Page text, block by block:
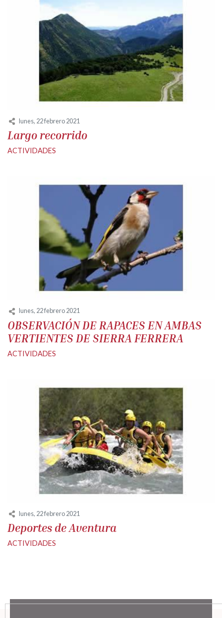
lunes, 22 febrero 2021
Largo recorrido
ACTIVIDADES
lunes, 22 febrero 2021
OBSERVACIÓN DE RAPACES EN AMBAS
VERTIENTES DE SIERRA FERRERA
ACTIVIDADES
lunes, 22 febrero 2021
Deportes de Aventura
ACTIVIDADES